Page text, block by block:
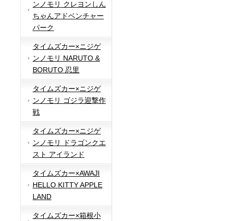
ンノモリ クレヨンしん
ちゃんアドベンチャー
パーク
タイムズカー×ニジゲ
ンノモリ NARUTO &
BORUTO 忍里
タイムズカー×ニジゲ
ンノモリ ゴジラ迎撃作
戦
タイムズカー×ニジゲ
ンノモリ ドラゴンクエ
スト アイランド
タイムズカー×AWAJI
HELLO KITTY APPLE
LAND
タイムズカー×箱根小